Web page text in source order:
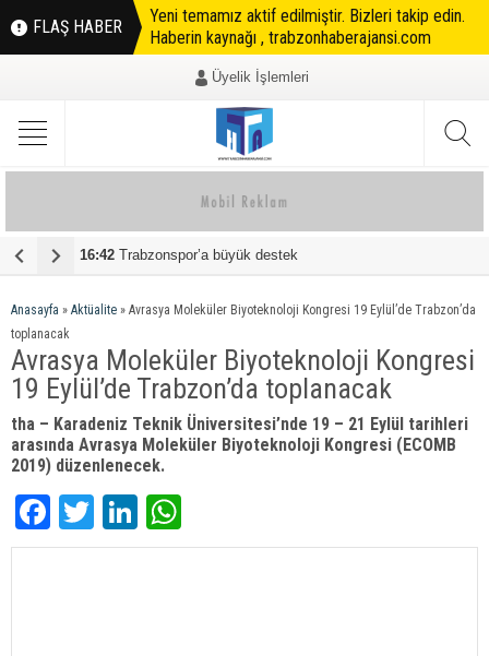
FLAŞ HABER
Yeni temamız aktif edilmiştir. Bizleri takip edin.
Haberin kaynağı , trabzonhaberajansi.com
Üyelik İşlemleri
16:42 Trabzonspor’a büyük destek
Anasayfa » Aktüalite » Avrasya Moleküler Biyoteknoloji Kongresi 19 Eylül’de Trabzon’da
toplanacak
Avrasya Moleküler Biyoteknoloji Kongresi
19 Eylül’de Trabzon’da toplanacak
tha – Karadeniz Teknik Üniversitesi’nde 19 – 21 Eylül tarihleri
arasında Avrasya Moleküler Biyoteknoloji Kongresi (ECOMB
2019) düzenlenecek.
Facebook
TwitterLinkedIn